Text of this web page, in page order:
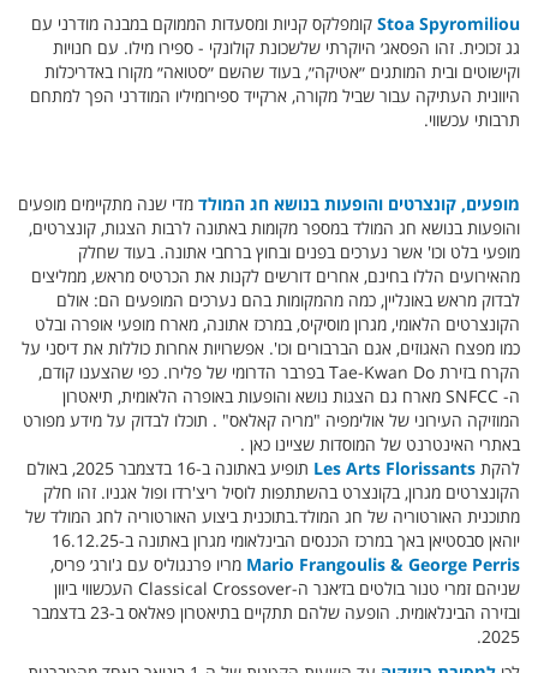
Stoa Spyromiliou קומפלקס קניות ומסעדות הממוקם במבנה מודרני עם
גג זכוכית. זהו הפסאג׳ היוקרתי שלשכונת קולונקי - ספירו מילו. עם חנויות
וקישוטים ובית המותגים ״אטיקה״, בעוד שהשם ״סטואה״ מקורו באדריכלות
היוונית העתיקה עבור שביל מקורה, ארקייד ספירומיליו המודרני הפך למתחם
תרבותי עכשווי.‏
מופעים, קונצרטים והופעות בנושא חג המולד מדי שנה מתקיימים מופעים
והופעות בנושא חג המולד במספר מקומות באתונה לרבות הצגות, קונצרטים,
מופעי בלט וכו' אשר נערכים בפנים ובחוץ ברחבי אתונה. בעוד שחלק
מהאירועים הללו בחינם, אחרים דורשים לקנות את הכרטיס מראש, ממליצים
לבדוק מראש באונליין, כמה מהמקומות בהם נערכים המופעים הם: אולם
הקונצרטים הלאומי, מגרון מוסיקיס, במרכז אתונה, מארח מופעי אופרה ובלט
כמו מפצח האגוזים, אגם הברבורים וכו'. אפשרויות אחרות כוללות את דיסני על
הקרח בזירת Tae-Kwan Do בפרבר הדרומי של פלירו. כפי שהצענו קודם,
ה- SNFCC מארח גם הצגות נושא והופעות באופרה הלאומית, תיאטרון
המוזיקה העירוני של אולימפיה "מריה קאלאס" . תוכלו לבדוק על מידע מפורט
באתרי האינטרנט של המוסדות שציינו כאן .
להקת
תופיע באתונה ב-16 בדצמבר 2025, באולם
הקונצרטים מגרון, בקונצרט בהשתתפות לוסיל ריצ'רדו ופול אגניו. זהו חלק
מתוכנית האורטוריה של חג המולד.בתוכנית ביצוע האורטוריה לחג המולד של
יוהאן סבסטיאן באך במרכז הכנסים הבינלאומי מגרון באתונה ב-16.12.25
Mario Frangoulis & George Perris מריו פרנגוליס עם ג'ורג׳ פריס,
שניהם זמרי טנור בולטים בז׳אנר ה-Classical Crossover העכשווי ביוון
ובזירה הבינלאומית. הופעה שלהם תתקיים בתיאטרון פאלאס ב-23 בדצמבר
2025.